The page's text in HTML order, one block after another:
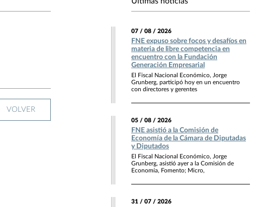
VOLVER
07 / 08 / 2026
FNE expuso sobre focos y desafíos en
materia de libre competencia en
encuentro con la Fundación
Generación Empresarial
El Fiscal Nacional Económico, Jorge
Grunberg, participó hoy en un encuentro
con directores y gerentes
05 / 08 / 2026
FNE asistió a la Comisión de
Economía de la Cámara de Diputadas
y Diputados
El Fiscal Nacional Económico, Jorge
Grunberg, asistió ayer a la Comisión de
Economía, Fomento; Micro,
31 / 07 / 2026